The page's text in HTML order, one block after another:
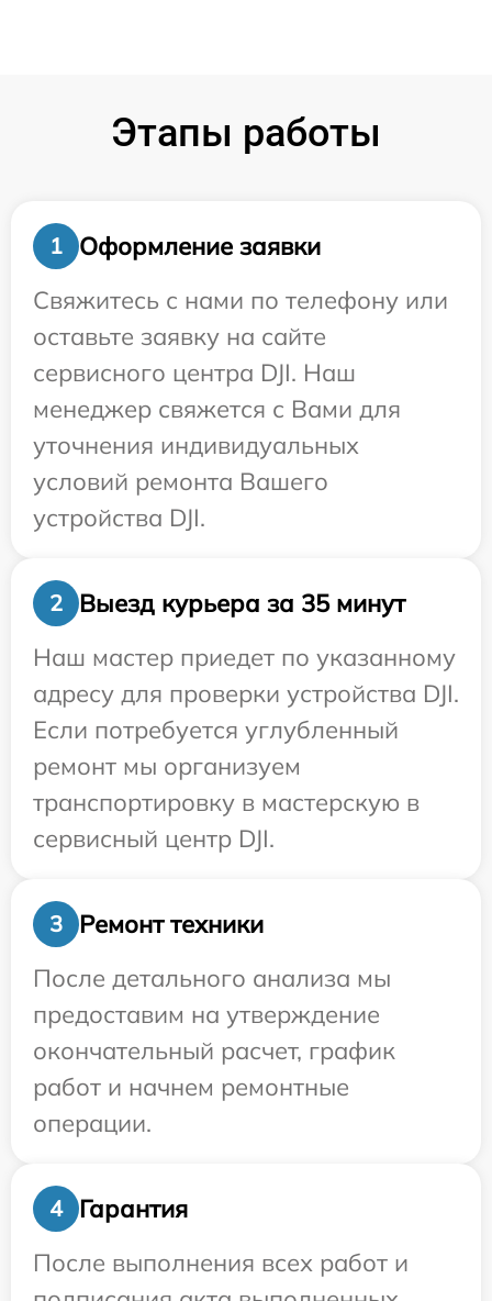
Этапы работы
1
Оформление заявки
Свяжитесь с нами по телефону или
оставьте заявку на сайте
сервисного центра DJI. Наш
менеджер свяжется с Вами для
уточнения индивидуальных
условий ремонта Вашего
устройства DJI.
2
Выезд курьера за 35 минут
Наш мастер приедет по указанному
адресу для проверки устройства DJI.
Если потребуется углубленный
ремонт мы организуем
транспортировку в мастерскую в
сервисный центр DJI.
3
Ремонт техники
После детального анализа мы
предоставим на утверждение
окончательный расчет, график
работ и начнем ремонтные
операции.
4
Гарантия
После выполнения всех работ и